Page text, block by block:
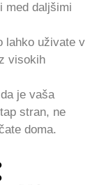
med daljšimi
lahko uživate v
visokih
je vaša
stran, ne
doma.